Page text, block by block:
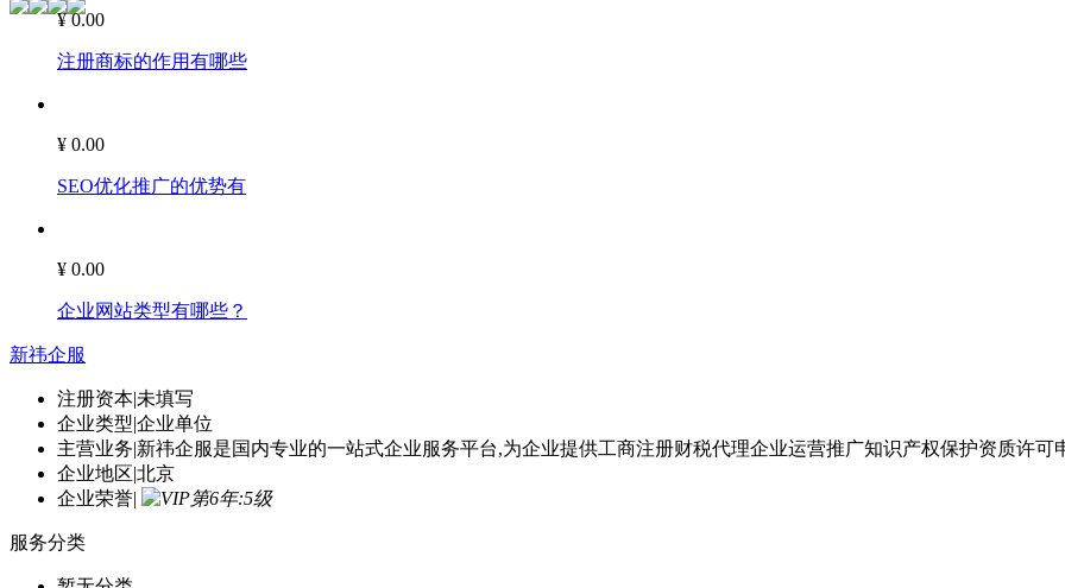
¥ 0.00
注册商标的作用有哪些
¥ 0.00
SEO优化推广的优势有
企业网站类型有哪些？
新祎企服
注册资本|未填写
企业类型|企业单位
主营业务|新祎企服是国内专业的一站式企业服务平台,为企业提供工商注册财税代理企业运营推广知识产权保护资质许可
企业地区|北京
企业荣誉 |
服务分类